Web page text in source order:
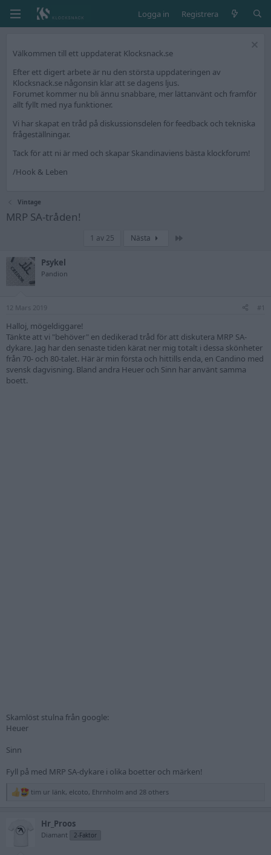
Logga in Registrera
Välkommen till ett uppdaterat Klocksnack.se
Efter ett digert arbete är nu den största uppdateringen av
Klocksnack.se någonsin klar att se dagens ljus.
Forumet kommer nu bli ännu snabbare, mer lättanvänt och framför
allt fyllt med nya funktioner.
Vi har skapat en tråd på diskussionsdelen för feedback och tekniska
frågeställningar.
Tack för att ni är med och skapar Skandinaviens bästa klockforum!
/Hook & Leben
Vintage
MRP SA-tråden!
1 av 25 Nästa
Psykel
Pandion
12 Mars 2019 #1
Halloj, mögeldiggare!
Tänkte att vi "behöver" en dedikerad tråd för att diskutera MRP SA-
dykare. Jag har den senaste tiden kärat ner mig totalt i dessa skönheter
från 70- och 80-talet. Här är min första och hittills enda, en Candino med
svensk dagvisning. Bland andra Heuer och Sinn har använt samma
boett.
Skamlöst stulna från google:
Heuer
Sinn
Fyll på med MRP SA-dykare i olika boetter och märken!
R
tim ur länk, elcoto, Ehrnholm and 28 others
Hr_Proos
Diamant 2-Faktor